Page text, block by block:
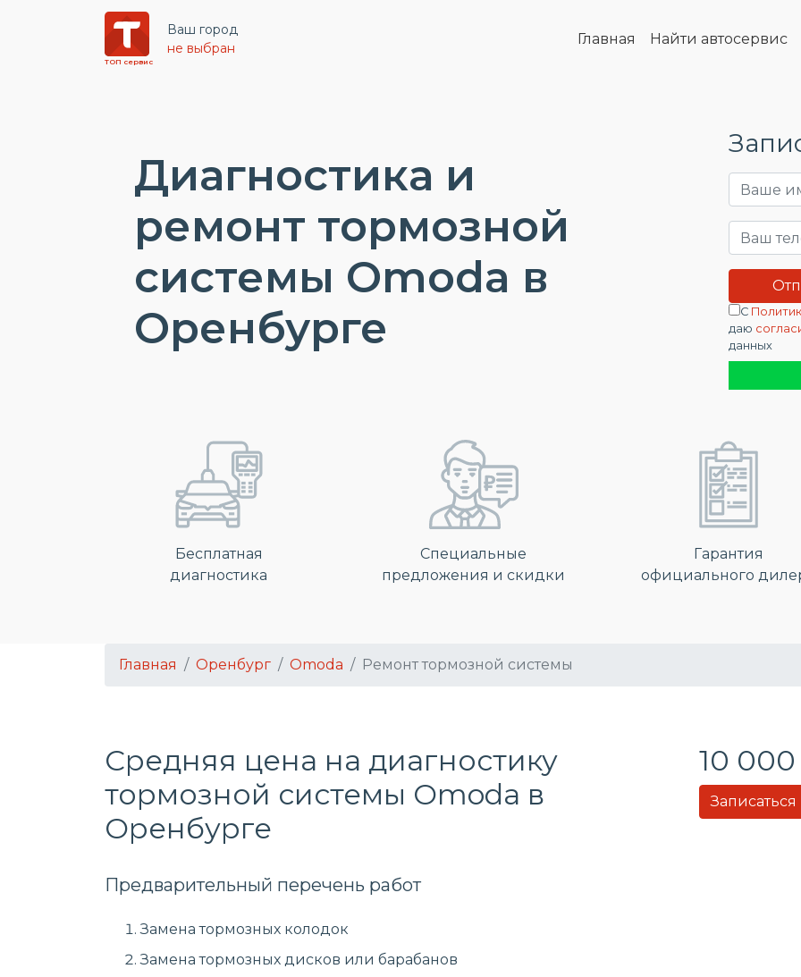
ТОП сервис
Ваш город
не выбран
Главная Найти автосервис
Диагностика и
ремонт тормозной
системы Omoda в
Оренбурге
С
даю
данных
Бесплатная
диагностика
Специальные
предложения и скидки
Гарантия
официального
Главная Оренбург Omoda Ремонт тормозной системы
Средняя цена на диагностику
тормозной системы Omoda в
Оренбурге
10
Предварительный перечень работ
Замена тормозных колодок
Замена тормозных дисков или барабанов